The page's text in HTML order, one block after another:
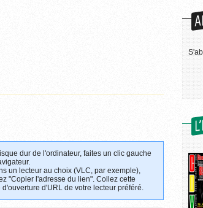
dur de l'ordinateur, faites un clic gauche
un lecteur au choix (VLC, par exemple),
"Copier l'adresse du lien". Collez cette
d'URL de votre lecteur préféré.